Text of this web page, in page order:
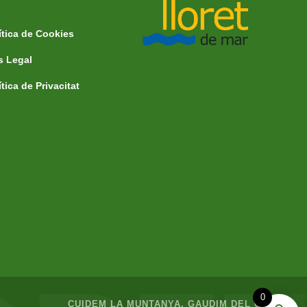
de Cookies
Legal
de Privacitat
CUIDEM LA MUNTANYA, GAUDIM DEL CAMÍ
0